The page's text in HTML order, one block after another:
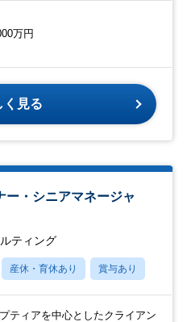
万円
く見る
ー・シニアマネージャ
ティング
産休・育休あり 賞与あり
ティアを中心としたクライアン